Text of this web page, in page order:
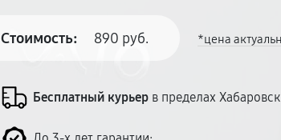
Стоимость: 890 руб. *цена
Бесплатный курьер в пределах